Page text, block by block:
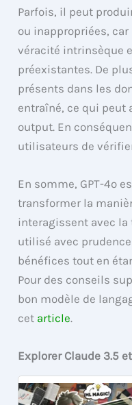
Parfois, il peut
ou inappropriées,
véracité intrinsèque
préexistantes. De
présents dans les
entraîné, ce qui peut
output. En
utilisateurs de
En somme, GPT-4o
transformer la
interagissent avec
utilisé avec
bénéfices tout en
Pour des conseils
bon modèle de
cet article.
Explorer Claude 3.5